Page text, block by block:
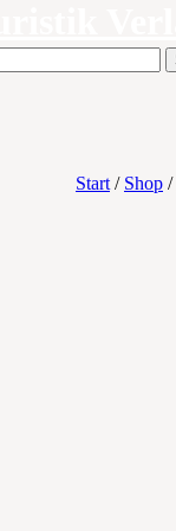
Start / Shop /